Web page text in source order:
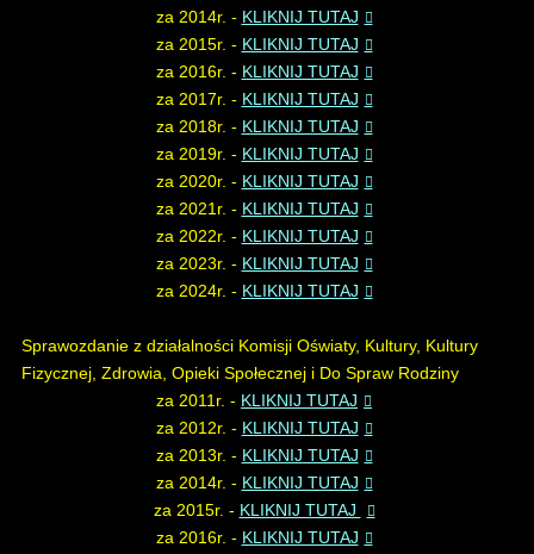
za 2014r. - KLIKNIJ TUTAJ
za 2015r. - KLIKNIJ TUTAJ
za 2016r. - KLIKNIJ TUTAJ
za 2017r. - KLIKNIJ TUTAJ
za 2018r. - KLIKNIJ TUTAJ
za 2019r. - KLIKNIJ TUTAJ
za 2020r. - KLIKNIJ TUTAJ
za 2021r. - KLIKNIJ TUTAJ
za 2022r. - KLIKNIJ TUTAJ
za 2023r. - KLIKNIJ TUTAJ
za 2024r. - KLIKNIJ TUTAJ
Sprawozdanie z działalności Komisji Oświaty, Kultury, Kultury
Fizycznej, Zdrowia, Opieki Społecznej i Do Spraw Rodziny
za 2011r. - KLIKNIJ TUTAJ
za 2012r. - KLIKNIJ TUTAJ
za 2013r. - KLIKNIJ TUTAJ
za 2014r. - KLIKNIJ TUTAJ
za 2015r. - KLIKNIJ TUTAJ
za 2016r. - KLIKNIJ TUTAJ